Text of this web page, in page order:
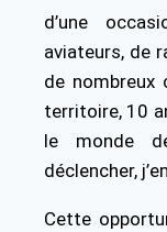
d’une
aviateurs, de
de nombreux
territoire, 10
le monde
déclencher,
Cette